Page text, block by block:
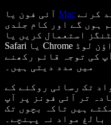
Mac
ہوں گے اور کام جلدی
استعمال کریں یا
Safari یا Chrome کے ذریعے تھرڈ پارٹی ایپس ڈاؤن لوڈ
کی توجہ قائم رکھنے
میں مدد دیتی ہیں۔
تک رسائی روکنے کے
تر آئی فونز پر آپ
ہیں تاکہ بچوں تک
بالغ مواد نہ پہنچے۔